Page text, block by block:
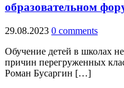
образовательном
29.08.2023 0 comments
Обучение детей в школах
причин перегруженных
Роман Бусаргин […]